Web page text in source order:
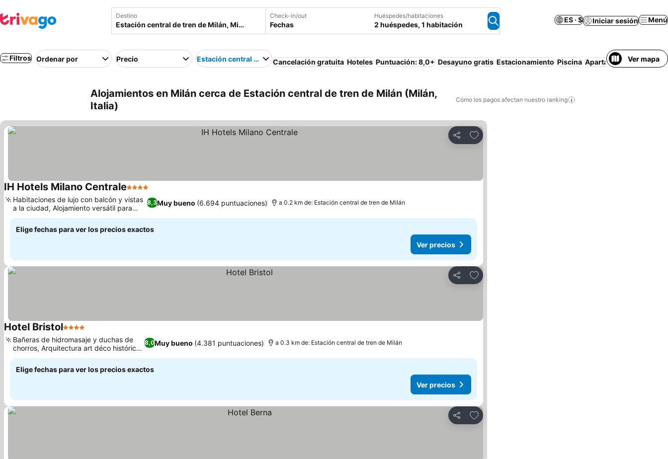
Destino Check-in/out
Fechas
Huéspedes/habitaciones
2 huéspedes, 1 habitación
ES · $ Iniciar sesión Menú
Filtros Ordenar por Precio Estación central de tren de MilánCancelación gratuita Hoteles Puntuación: 8,0+ Desayuno gratis Estacionamiento Piscina ApartamentoVer mapa
Alojamientos en Milán cerca de Estación central de tren de Milán (Milán,
Italia)
Cómo los pagos afectan nuestro ranking
Compartir
Agregar a favoritos
IH Hotels Milano Centrale4 Estrellas
8,3Muy bueno (6.694 puntuaciones)
Habitaciones de lujo con balcón y vistas
a la ciudad, Alojamiento versátil para
familias y grupos
a 0.2 km de: Estación central de tren de Milán
Elige fechas para ver los precios exactos
Ver precios
Compartir
Agregar a favoritos
Hotel Bristol4 Estrellas
8,0Muy bueno (4.381 puntuaciones)
Bañeras de hidromasaje y duchas de
chorros, Arquitectura art déco histórica
de los años 30
a 0.3 km de: Estación central de tren de Milán
Elige fechas para ver los precios exactos
Ver precios
Compartir
Agregar a favoritos